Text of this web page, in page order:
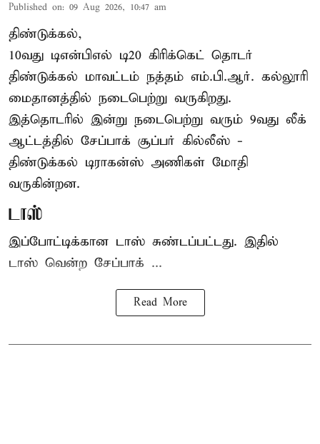
Published on: 09 Aug 2026, 10:47 am
திண்டுக்கல்,
10வது டிஎன்பிஎல் டி20 கிரிக்கெட் தொடர்
திண்டுக்கல் மாவட்டம் நத்தம் எம்.பி.ஆர். கல்லூரி
மைதானத்தில் நடைபெற்று வருகிறது.
இத்தொடரில் இன்று நடைபெற்று வரும் 9வது லீக்
ஆட்டத்தில் சேப்பாக் சூப்பர் கில்லீஸ் -
திண்டுக்கல் டிராகன்ஸ் அணிகள் மோதி
வருகின்றன.
டாஸ்
இப்போட்டிக்கான டாஸ் சுண்டப்பட்டது. இதில்
டாஸ் வென்ற சேப்பாக் ...
Read More